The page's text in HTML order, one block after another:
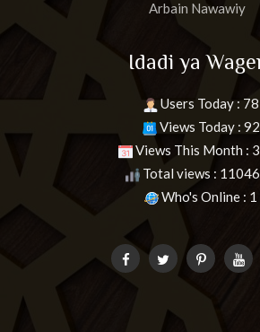
Arbain Nawawiy
Idadi ya
Users Today : 78
Views Today : 92
Views This Month :
Total views :
Who's Online : 1